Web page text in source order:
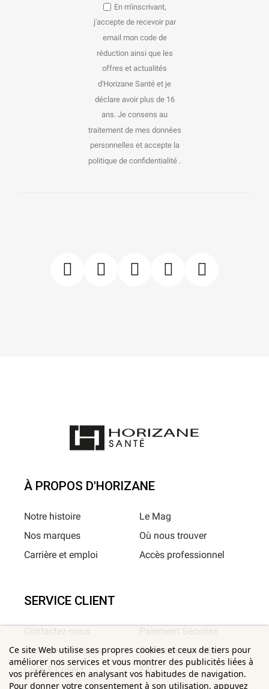
En m'inscrivant,
j'accepte de recevoir par
email mon code de
réduction ainsi que les
offres et actualités
d'Horizane Santé et je
déclare avoir plus de 16
ans. Je consens au
traitement de mes données
personnelles et accepte la
politique de confidentialité .
Ce site Web utilise ses propres cookies et ceux de tiers pour
améliorer nos services et vous montrer des publicités liées à
vos préférences en analysant vos habitudes de navigation.
Pour donner votre consentement à son utilisation, appuyez
À PROPOS D'HORIZANE
Notre histoire
Nos marques
Carrière et emploi
Le Mag
Où nous trouver
Accès professionnel
SERVICE CLIENT
Livraison et Retour
Click & Collect
Demander un retour
FAQ